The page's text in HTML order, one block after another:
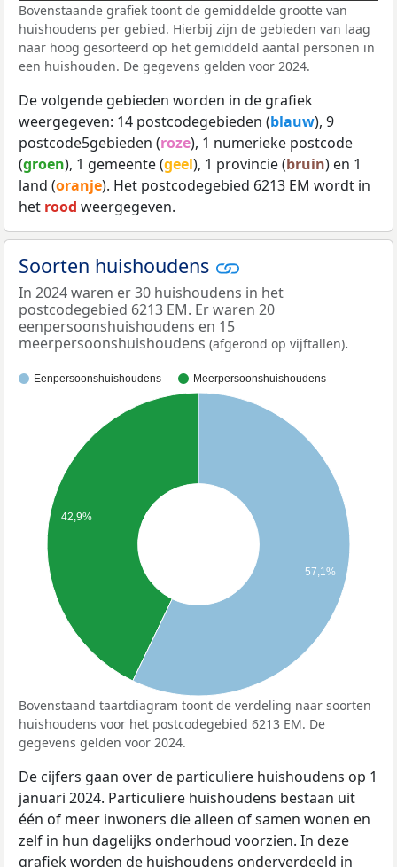
Bovenstaande grafiek toont de gemiddelde grootte van
huishoudens per gebied. Hierbij zijn de gebieden van laag
naar hoog gesorteerd op het gemiddeld aantal personen in
een huishouden. De gegevens gelden voor 2024.
De volgende gebieden worden in de grafiek
weergegeven: 14 postcodegebieden (blauw), 9
postcode5gebieden (roze), 1 numerieke postcode
(groen), 1 gemeente (geel), 1 provincie (bruin) en 1
land (oranje). Het postcodegebied 6213 EM wordt in
het rood weergegeven.
Soorten huishoudens
In 2024 waren er 30 huishoudens in het
postcodegebied 6213 EM. Er waren 20
eenpersoonshuishoudens en 15
meerpersoonshuishoudens (afgerond op vijftallen).
Eenpersoonshuishoudens Meerpersoonshuishoudens
42,9%
57,1%
Bovenstaand taartdiagram toont de verdeling naar soorten
huishoudens voor het postcodegebied 6213 EM. De
gegevens gelden voor 2024.
De cijfers gaan over de particuliere huishoudens op 1
januari 2024. Particuliere huishoudens bestaan uit
één of meer inwoners die alleen of samen wonen en
zelf in hun dagelijks onderhoud voorzien. In deze
grafiek worden de huishoudens onderverdeeld in